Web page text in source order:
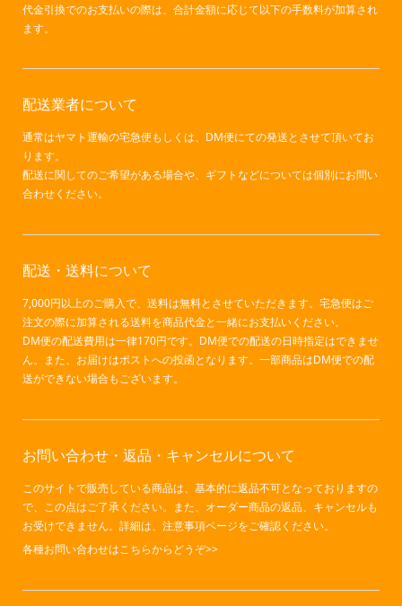
代金引換でのお支払いの際は、合計金額に応じて以下の手数料が加算され
ます。
配送業者について
通常はヤマト運輸の宅急便もしくは、DM便にての発送とさせて頂いてお
ります。
配送に関してのご希望がある場合や、ギフトなどについては個別にお問い
合わせください。
配送・送料について
7,000円以上のご購入で、送料は無料とさせていただきます。宅急便はご
注文の際に加算される送料を商品代金と一緒にお支払いください。
DM便の配送費用は一律170円です。DM便での配送の日時指定はできませ
ん。また、お届けはポストへの投函となります。一部商品はDM便での配
送ができない場合もございます。
お問い合わせ・返品・キャンセルについて
このサイトで販売している商品は、基本的に返品不可となっておりますの
で、この点はご了承ください。また、オーダー商品の返品、キャンセルも
お受けできません。詳細は、注意事項ページをご確認ください。
各種お問い合わせはこちらからどうぞ>>